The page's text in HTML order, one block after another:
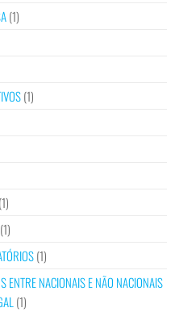
(1)
(1)
(1)
(1)
(1)
ENTRE NACIONAIS E NÃO NACIONAIS
(1)